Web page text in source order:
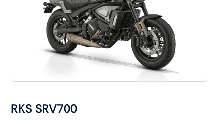
Elektrikli araçlar
Scooter motorlar
Chopper ve cross
RKS SRV700